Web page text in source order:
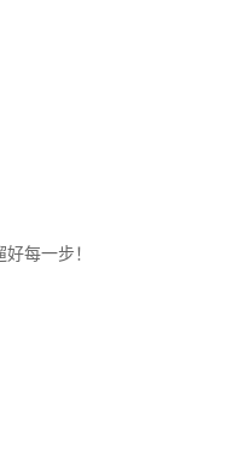
每一步！